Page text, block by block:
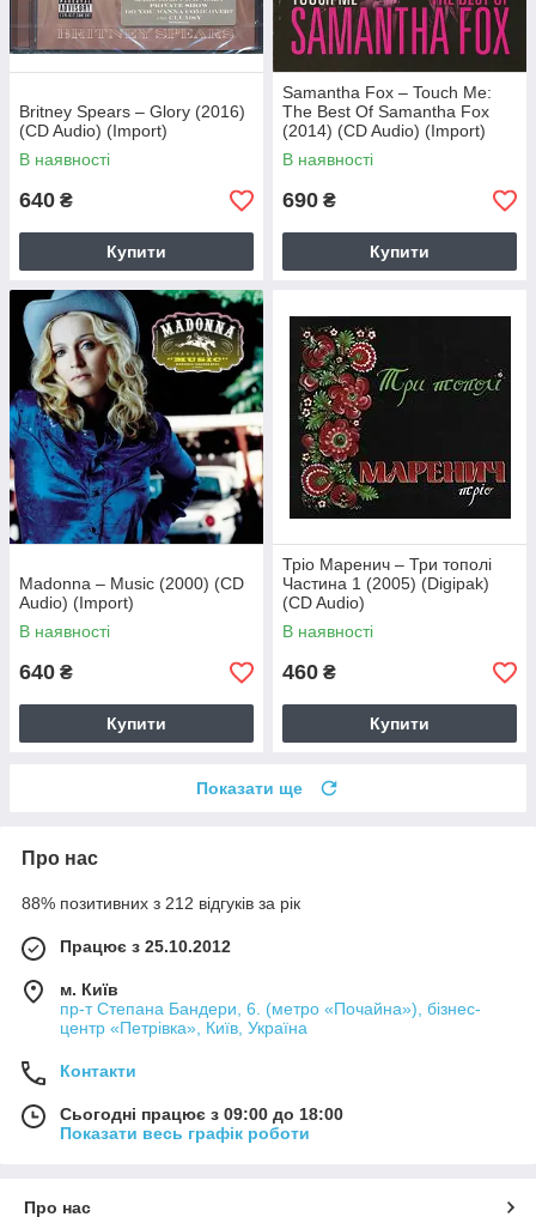
Britney Spears – Glory (2016)
(CD Audio) (Import)
В наявності
640 ₴
Купити
Samantha Fox – Touch Me:
The Best Of Samantha Fox
(2014) (CD Audio) (Import)
В наявності
690 ₴
Купити
Madonna – Music (2000) (CD
Audio) (Import)
В наявності
640 ₴
Купити
Тріо Маренич – Три тополі
Частина 1 (2005) (Digipak)
(CD Audio)
В наявності
460 ₴
Купити
Показати ще
Про нас
88% позитивних з 212 відгуків за рік
Працює з 25.10.2012
м. Київ
пр-т Степана Бандери, 6. (метро «Почайна»), бізнес-
центр «Петрівка», Київ, Україна
Контакти
Сьогодні працює з 09:00 до 18:00
Показати весь графік роботи
Про нас